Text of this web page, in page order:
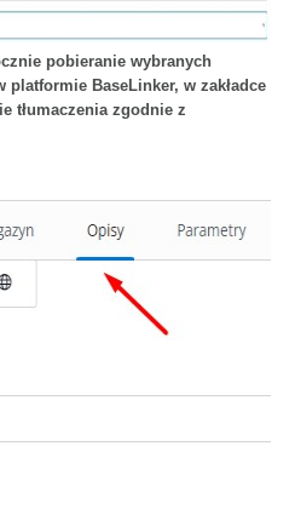
pobieranie wybranych
platformie BaseLinker, w zakładce
tłumaczenia zgodnie z